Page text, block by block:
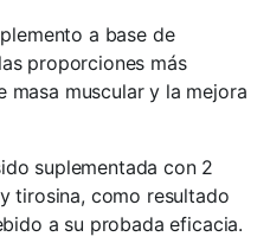
a base de
proporciones más
masa muscular y la mejora
suplementada con 2
tirosina, como resultado
a su probada eficacia.